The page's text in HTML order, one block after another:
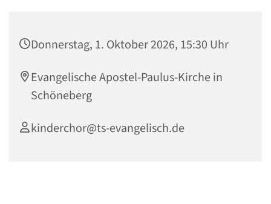
Donnerstag, 1. Oktober 2026, 15:30 Uhr
Evangelische Apostel-Paulus-Kirche in
Schöneberg
kinderchor@ts-evangelisch.de